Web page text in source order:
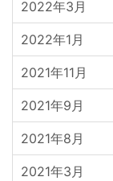
2022年3月
2022年1月
2021年11月
2021年9月
2021年8月
2021年3月